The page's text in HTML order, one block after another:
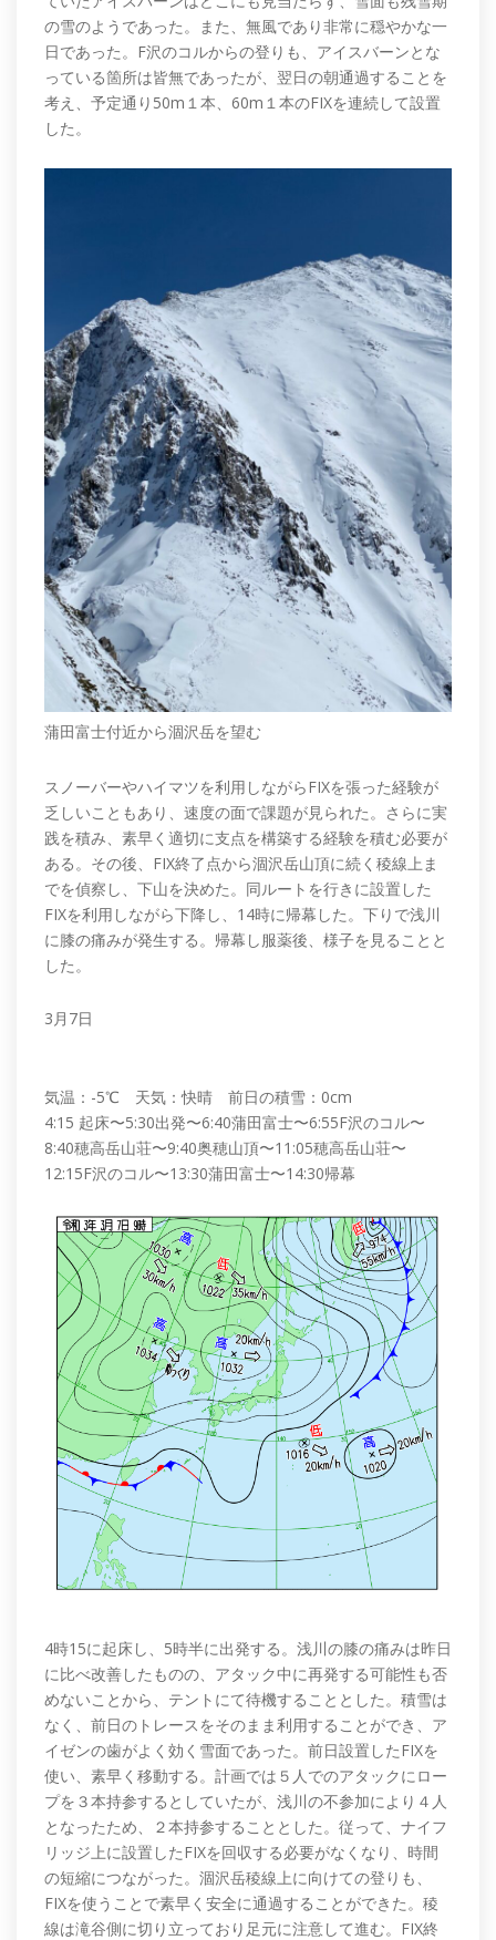
の雪のようであった。また、無風であり非常に穏やかな一
日であった。F沢のコルからの登りも、アイスバーンとな
っている箇所は皆無であったが、翌日の朝通過することを
考え、予定通り50m１本、60m１本のFIXを連続して設置
した。
蒲田富士付近から涸沢岳を望む
スノーバーやハイマツを利用しながらFIXを張った経験が
乏しいこともあり、速度の面で課題が見られた。さらに実
践を積み、素早く適切に支点を構築する経験を積む必要が
ある。その後、FIX終了点から涸沢岳山頂に続く稜線上ま
でを偵察し、下山を決めた。同ルートを行きに設置した
FIXを利用しながら下降し、14時に帰幕した。下りで浅川
に膝の痛みが発生する。帰幕し服薬後、様子を見ることと
した。
3月7日
気温：-5℃ 天気：快晴 前日の積雪：0cm
4:15 起床〜5:30出発〜6:40蒲田富士〜6:55F沢のコル〜
8:40穂高岳山荘〜9:40奥穂山頂〜11:05穂高岳山荘〜
12:15F沢のコル〜13:30蒲田富士〜14:30帰幕
4時15に起床し、5時半に出発する。浅川の膝の痛みは昨日
に比べ改善したものの、アタック中に再発する可能性も否
めないことから、テントにて待機することとした。積雪は
なく、前日のトレースをそのまま利用することができ、ア
イゼンの歯がよく効く雪面であった。前日設置したFIXを
使い、素早く移動する。計画では５人でのアタックにロー
プを３本持参するとしていたが、浅川の不参加により４人
となったため、２本持参することとした。従って、ナイフ
リッジ上に設置したFIXを回収する必要がなくなり、時間
の短縮につながった。涸沢岳稜線上に向けての登りも、
FIXを使うことで素早く安全に通過することができた。稜
線は滝谷側に切り立っており足元に注意して進む。FIX終